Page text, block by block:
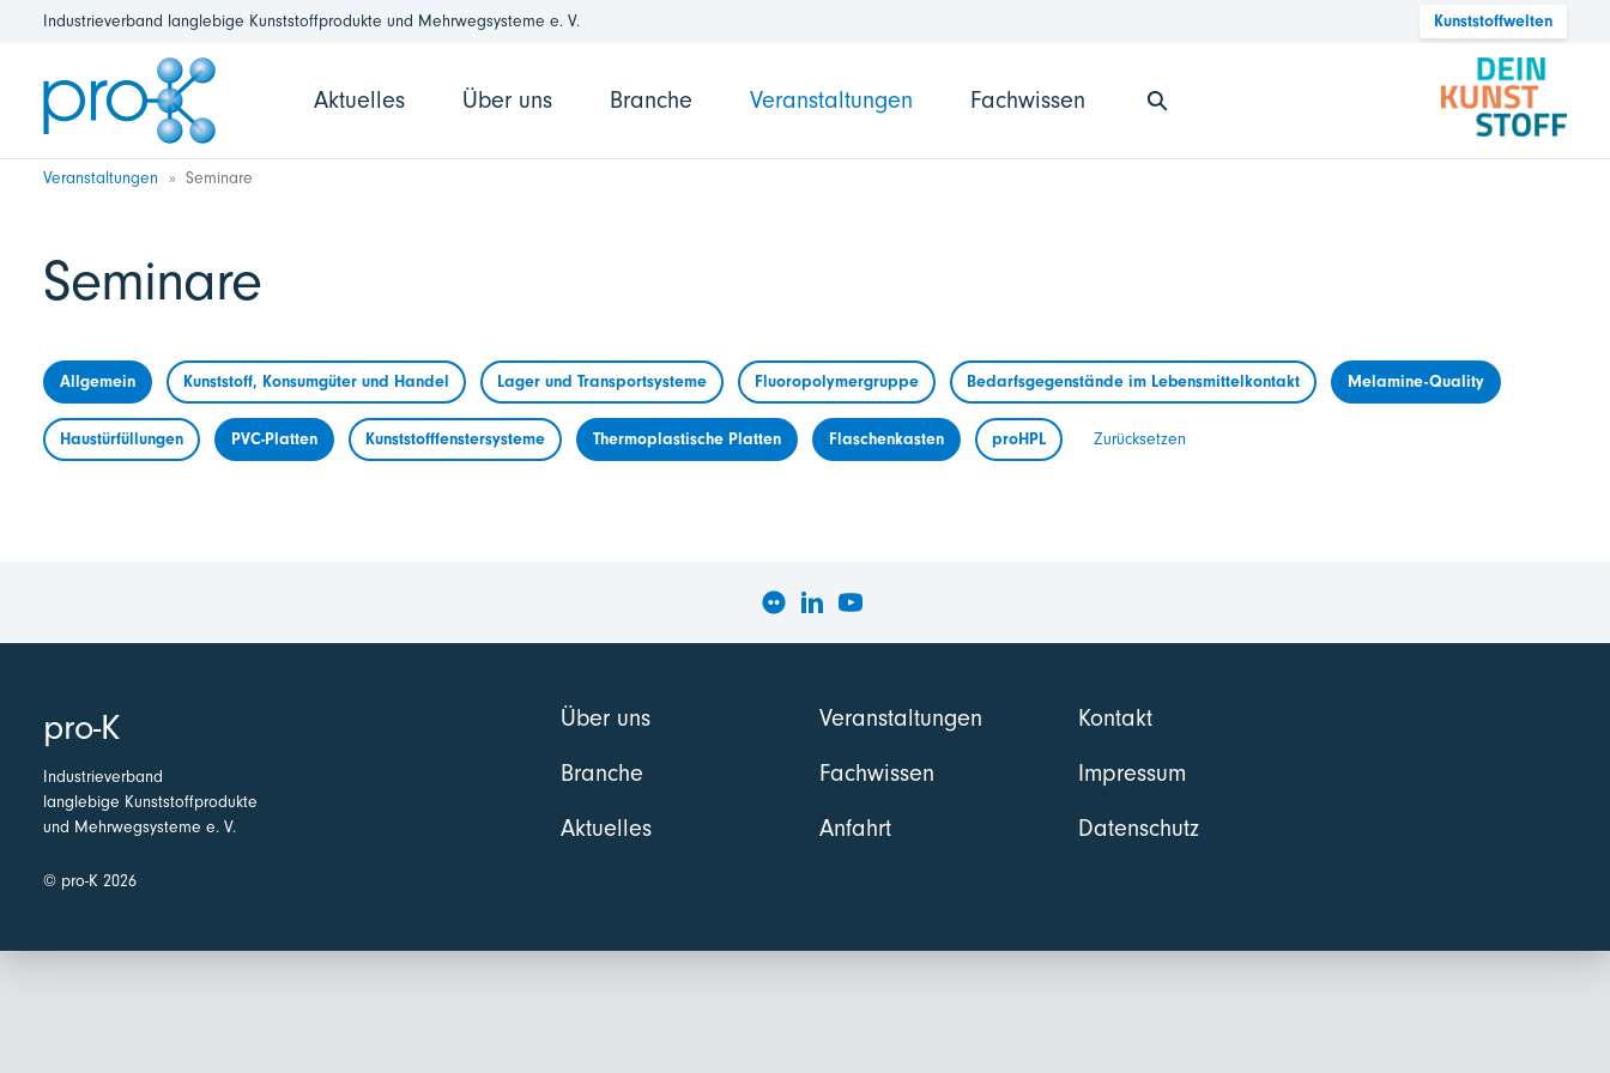
Industrieverband langlebige Kunststoffprodukte und Mehrwegsysteme e. V. Kunststoffwelten
Aktuelles Über uns Branche Veranstaltungen Fachwissen
Veranstaltungen Seminare
Seminare
Allgemein Kunststoff, Konsumgüter und Handel Lager und Transportsysteme Fluoropolymergruppe Bedarfsgegenstände im Lebensmittelkontakt Melamine-Quality
Haustürfüllungen PVC-Platten Kunststofffenstersysteme Thermoplastische Platten Flaschenkasten proHPL Zurücksetzen
pro-K
Industrieverband
langlebige Kunststoffprodukte
und Mehrwegsysteme e. V.
© pro-K 2026
Über uns
Branche
Aktuelles
Veranstaltungen
Fachwissen
Anfahrt
Kontakt
Impressum
Datenschutz